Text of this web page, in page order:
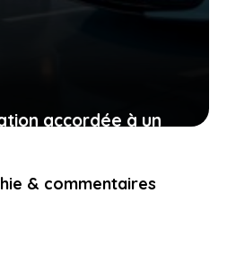
accordée à un
sur l’avenir de
& commentaires